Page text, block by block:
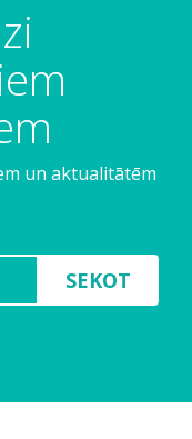
un aktualitātēm
SEKOT